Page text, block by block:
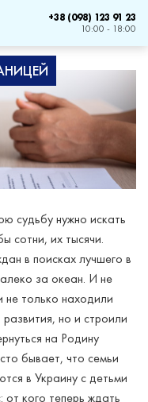
+38 (098) 123 91 23
10:00 - 18:00
судьбу нужно искать
сотни, их тысячи.
в поисках лучшего в
за океан. И не
только находили
но и строили
на Родину
бывает, что семьи
в Украину с детьми
от кого теперь ждать